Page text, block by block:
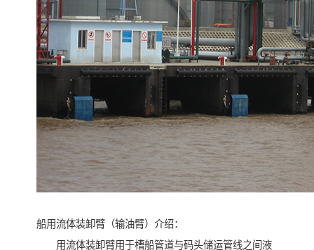
船用流体装卸臂（输油臂）介绍：
用流体装卸臂用于槽船管道与码头储运管线之间液